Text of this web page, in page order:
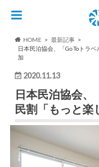
HOME
最新記事
日本民泊協会、「Go Toトラ
加
2020.11.13
日本民泊協会、
民割「もっと楽